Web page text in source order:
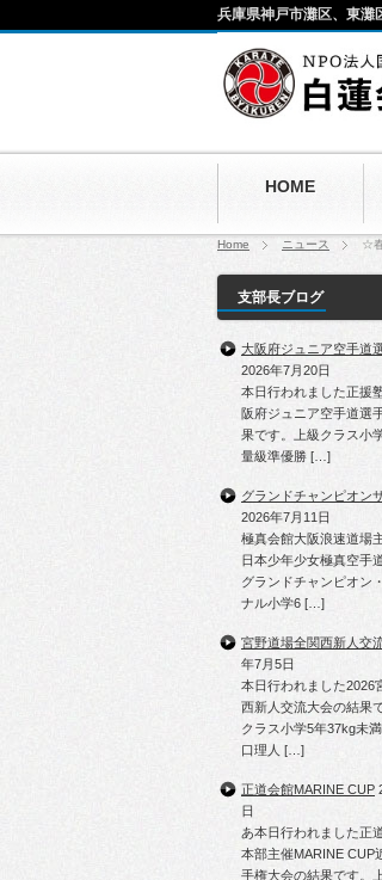
HOME
兵庫県神戸市灘区、東灘
Home ニュース ☆
支部長ブログ
大阪府ジュニア空手道
2026年7月20日
本日行われました正援
阪府ジュニア空手道選
果です。上級クラス小
量級準優勝 […]
グランドチャンピオン
2026年7月11日
極真会館大阪浪速道場
日本少年少女極真空手
グランドチャンピオン
ナル小学6 […]
宮野道場全関西新人交
年7月5日
本日行われました2026
西新人交流大会の結果
クラス小学5年37kg未
口理人 […]
正道会館MARINE CUP
日
あ本日行われました正
本部主催MARINE CUP
手権大会の結果です。